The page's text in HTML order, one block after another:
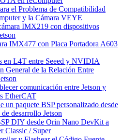
el Problema de Compatibilidad
y la Cámara VEYE
IMX219 con dispositivos
IMX477 con Placa Portadora A603
en L4T entre Seeed y NVIDIA
General de la Relación Entre
comunicación entre Jetson y
EtherCAT
un paquete BSP personalizado desde
desarrollo Jetson
DIY desde Orin Nano DevKit a
Classic / Super